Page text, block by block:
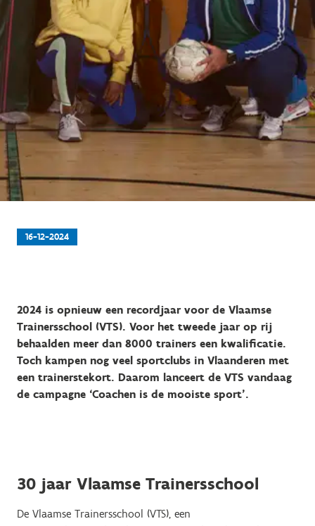
16-12-2024
2024 is opnieuw een recordjaar voor de Vlaamse
Trainersschool (VTS). Voor het tweede jaar op rij
behaalden meer dan 8000 trainers een kwalificatie.
Toch kampen nog veel sportclubs in Vlaanderen met
een trainerstekort. Daarom lanceert de VTS vandaag
de campagne ‘Coachen is de mooiste sport’.
30 jaar Vlaamse Trainersschool
De Vlaamse Trainersschool (VTS), een